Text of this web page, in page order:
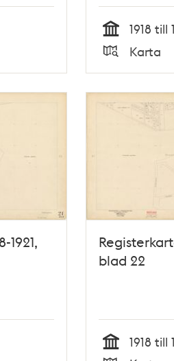
Tid
1918 till
Typ
Karta
1921,
blad 22
1918 till